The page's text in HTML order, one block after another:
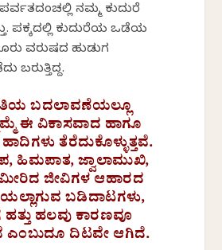
ನಮ್ಮ ಕುದುರೆ
ಪಕ್ಕದಲ್ಲಿ ಕುದುರೆಯ ಒಡೆಯ
ವರುಷದ ಹುಡುಗ
ಬರುತ್ತಿದ್ದ.
ಬದಲಾವಣೆಯಲ್ಲೂ
ಈ ವಿಕಾಸವಾದ ಹಾಗೂ
ತೆರೆದುಕೊಳ್ಳುತ್ತವೆ.
ಹಿಮಪಾತ, ಜ್ವಾಲಾಮುಖಿ,
ಜೀವಿಗಳ ಆಹಾರದ
ಬಡಿದಾಟಗಳು,
ಹತ್ತು ಹಲವು ಕಾರಣವೂ
ಎಂಬುದೂ ದಿಟವೇ ಆಗಿದೆ.